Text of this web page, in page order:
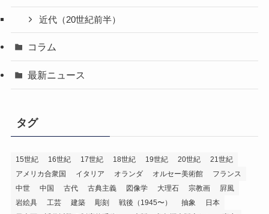
近代（20世紀前半）
コラム
最新ニュース
タグ
15世紀 16世紀 17世紀 18世紀 19世紀 20世紀
21世紀
アメリカ合衆国
イタリア オランダ オルセー美術館
フランス
中世
中国 古代 古典主義 図像学 大理石 宗教画
屛風
岩絵具
工芸 建築 彫刻 戦後（1945〜） 抽象
日本